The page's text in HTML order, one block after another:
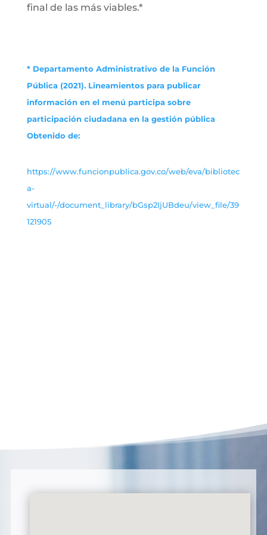
final de las más viables.*
* Departamento Administrativo de la Función
Pública (2021). Lineamientos para publicar
información en el menú participa sobre
participación ciudadana en la gestión pública
Obtenido de:
https://www.funcionpublica.gov.co/web/eva/bibliotec
a-
virtual/-/document_library/bGsp2IjUBdeu/view_file/39
121905